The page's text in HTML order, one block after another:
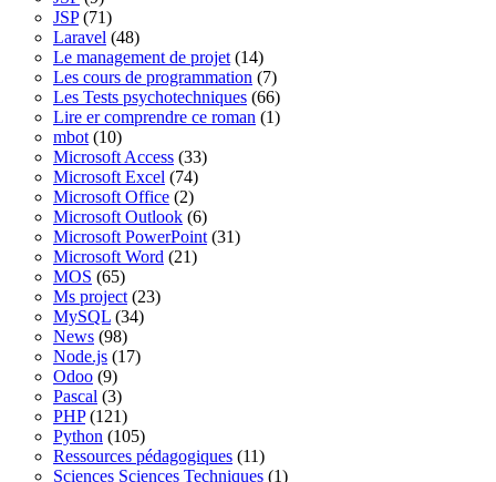
JSP(71)
Laravel (48)
Le management de projet (14)
Les cours de programmation (7)
Les Tests psychotechniques (66)
Lire er comprendre ce roman (1)
mbot (10)
Microsoft Access (33)
Microsoft Excel (74)
Microsoft Office (2)
Microsoft Outlook (6)
Microsoft PowerPoint (31)
Microsoft Word (21)
MOS (65)
Ms project (23)
MySQL (34)
News (98)
Node.js (17)
Odoo (9)
Pascal (3)
PHP(121)
Python (105)
Ressources pédagogiques (11)
Sciences Sciences Techniques (1)